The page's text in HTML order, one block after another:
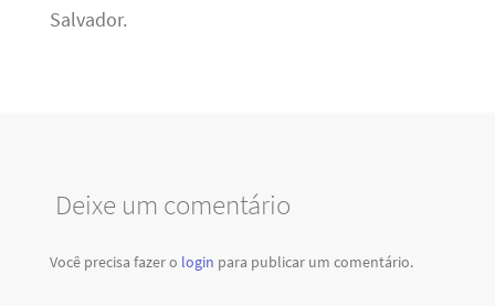
Salvador.
Deixe um comentário
Você precisa fazer o login para publicar um comentário.